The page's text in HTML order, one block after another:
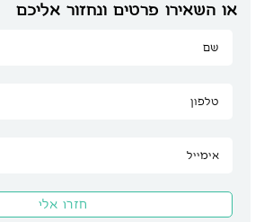
או השאירו פרטים ונחזור אליכם